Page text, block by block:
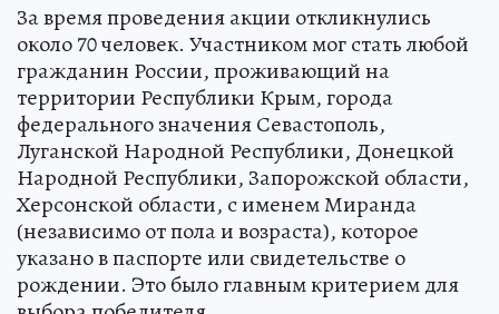
За время проведения акции откликнулись
около 70 человек. Участником мог стать любой
гражданин России, проживающий на
территории Республики Крым, города
федерального значения Севастополь,
Луганской Народной Республики, Донецкой
Народной Республики, Запорожской области,
Херсонской области, с именем Миранда
(независимо от пола и возраста), которое
указано в паспорте или свидетельстве о
рождении. Это было главным критерием для